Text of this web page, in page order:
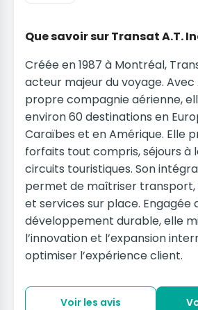
Que savoir sur Transat A.T.
Créée en 1987 à Montréal,
acteur majeur du voyage. Avec
propre compagnie aérienne,
environ 60 destinations en
Caraïbes et en Amérique. Elle
forfaits tout compris, séjours à
circuits touristiques. Son
permet de maîtriser
et services sur place. Engagée
développement durable, elle
l’innovation et l’expansion
optimiser l’expérience client.
Voir les avis